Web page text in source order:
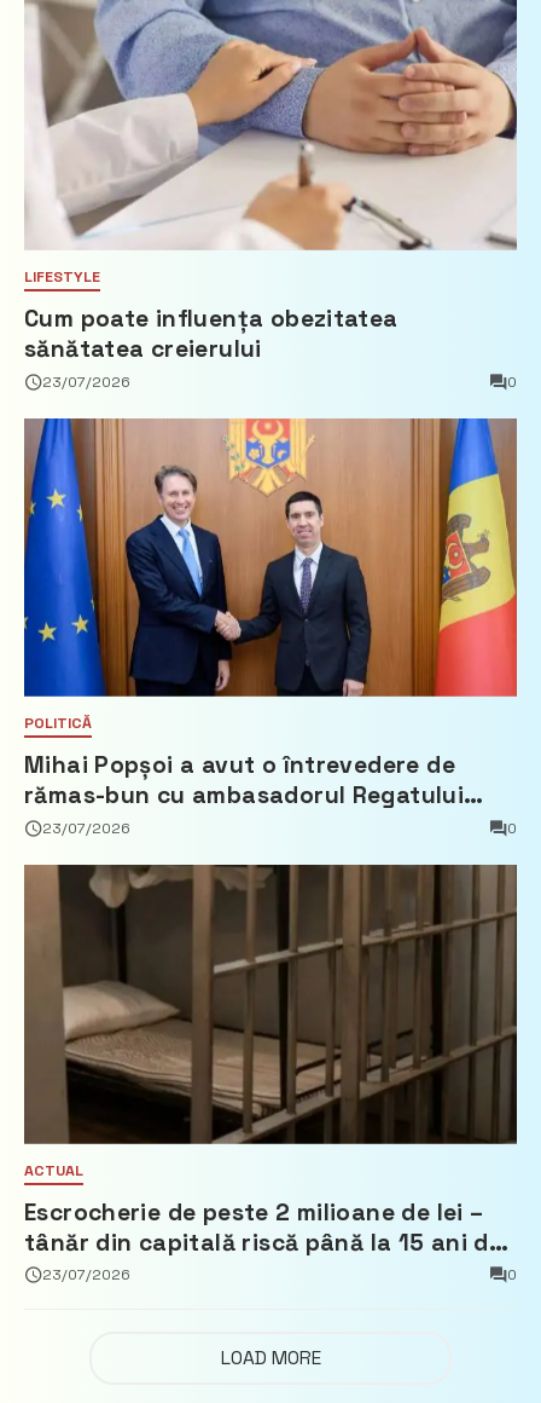
LIFESTYLE
Cum poate influența obezitatea
sănătatea creierului
23/07/2026 0
POLITICĂ
Mihai Popșoi a avut o întrevedere de
rămas-bun cu ambasadorul Regatului
Țărilor de Jos, Fred Duijn
23/07/2026 0
ACTUAL
Escrocherie de peste 2 milioane de lei –
tânăr din capitală riscă până la 15 ani de
închisoare
23/07/2026 0
LOAD MORE